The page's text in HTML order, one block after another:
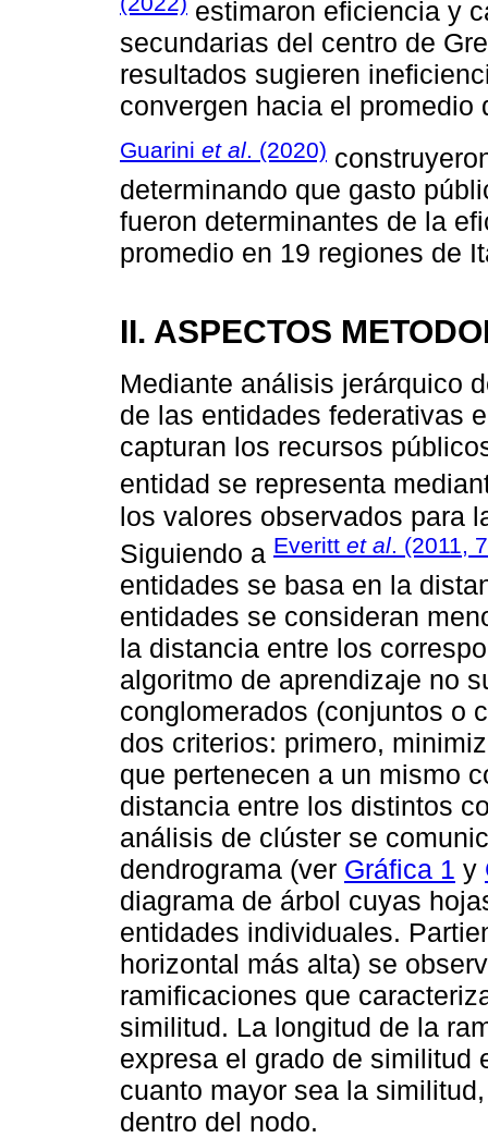
estimaron eficiencia y
secundarias del centro de
resultados sugieren
convergen hacia el
Guarini et al. (2020)
determinando que gasto
fueron determinantes de la
promedio en 19 regiones de
II. ASPECTOS
Mediante análisis jerárquico
de las entidades federativas
capturan los recursos
entidad se representa
los valores observados para
Siguiendo a Everitt et al . (2011,
entidades se basa en la
entidades se consideran
la distancia entre los
algoritmo de aprendizaje no
conglomerados (conjuntos o
dos criterios: primero,
que pertenecen a un mismo
distancia entre los distintos
análisis de clúster se
dendrograma (ver Gráfica 1 y
diagrama de árbol cuyas
entidades individuales.
horizontal más alta) se
ramificaciones que
similitud. La longitud de la
expresa el grado de similitud
cuanto mayor sea la
dentro del nodo.